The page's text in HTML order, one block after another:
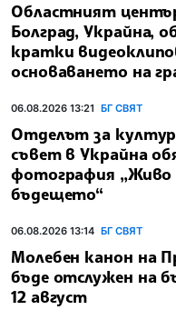
Областният
Болград, Украйна,
кратки
основаването на
06.08.2026 13:21 БГ СВЯТ
Отделът за
съвет в Украйна
фотография „Живо
бъдещето“
06.08.2026 13:14 БГ СВЯТ
Молебен канон на
бъде отслужен на
12 август